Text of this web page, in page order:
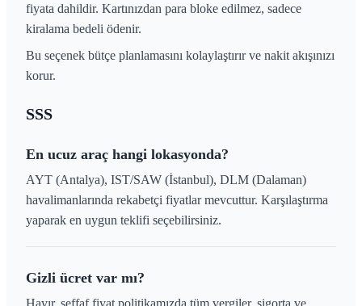
fiyata dahildir. Kartınızdan para bloke edilmez, sadece
kiralama bedeli ödenir.
Bu seçenek bütçe planlamasını kolaylaştırır ve nakit akışınızı
korur.
SSS
En ucuz araç hangi lokasyonda?
AYT (Antalya), IST/SAW (İstanbul), DLM (Dalaman)
havalimanlarında rekabetçi fiyatlar mevcuttur. Karşılaştırma
yaparak en uygun teklifi seçebilirsiniz.
Gizli ücret var mı?
Hayır, şeffaf fiyat politikamızda tüm vergiler, sigorta ve